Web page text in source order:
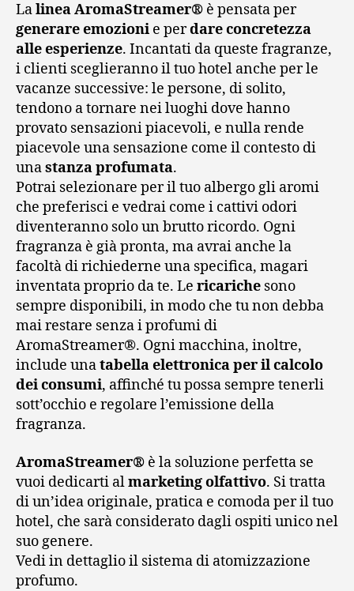
Lalinea AromaStreamer® è pensata per
generare emozioni e perdare concretezza
alle esperienze. Incantati da queste fragranze,
i clienti sceglieranno il tuo hotel anche per le
vacanze successive: le persone, di solito,
tendono a tornare nei luoghi dove hanno
provato sensazioni piacevoli, e nulla rende
piacevole una sensazione come il contesto di
unastanza profumata.
Potrai selezionare per il tuo albergo gli aromi
che preferisci e vedrai come i cattivi odori
diventeranno solo un brutto ricordo. Ogni
fragranza è già pronta, ma avrai anche la
facoltà di richiederne una specifica, magari
inventata proprio da te. Le ricariche sono
sempre disponibili, in modo che tu non debba
mai restare senza i profumi di
AromaStreamer®. Ogni macchina, inoltre,
include unatabella elettronica per il calcolo
dei consumi, affinché tu possa sempre tenerli
sott’occhio e regolare l’emissione della
fragranza.
AromaStreamer® è la soluzione perfetta se
vuoi dedicarti almarketing olfattivo. Si tratta
di un’idea originale, pratica e comoda per il tuo
hotel, che sarà considerato dagli ospiti unico nel
suo genere.
Vedi in dettaglio il sistema di atomizzazione
profumo.